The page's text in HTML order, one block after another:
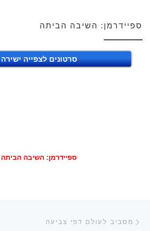
ספיידרמן: השיבה הביתה
סרטונים לצפייה ישירה
ספיידרמן: השיבה הביתה
ניווט בפוסטים
מסביב לעולם דפי צביעה